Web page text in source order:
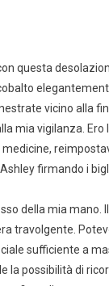
questa
vicino alla
mia vigilanza.
firmando i
della mia mano.
travolgente.
sufficiente a
possibilità di